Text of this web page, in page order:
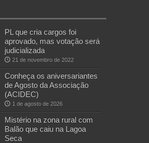
PL que cria cargos foi
aprovado, mas votação será
judicializada
21 de novembro de 2022
Conheça os aniversariantes
de Agosto da Associação
(ACIDEC)
1 de agosto de 2026
Mistério na zona rural com
Balão que caiu na Lagoa
Seca